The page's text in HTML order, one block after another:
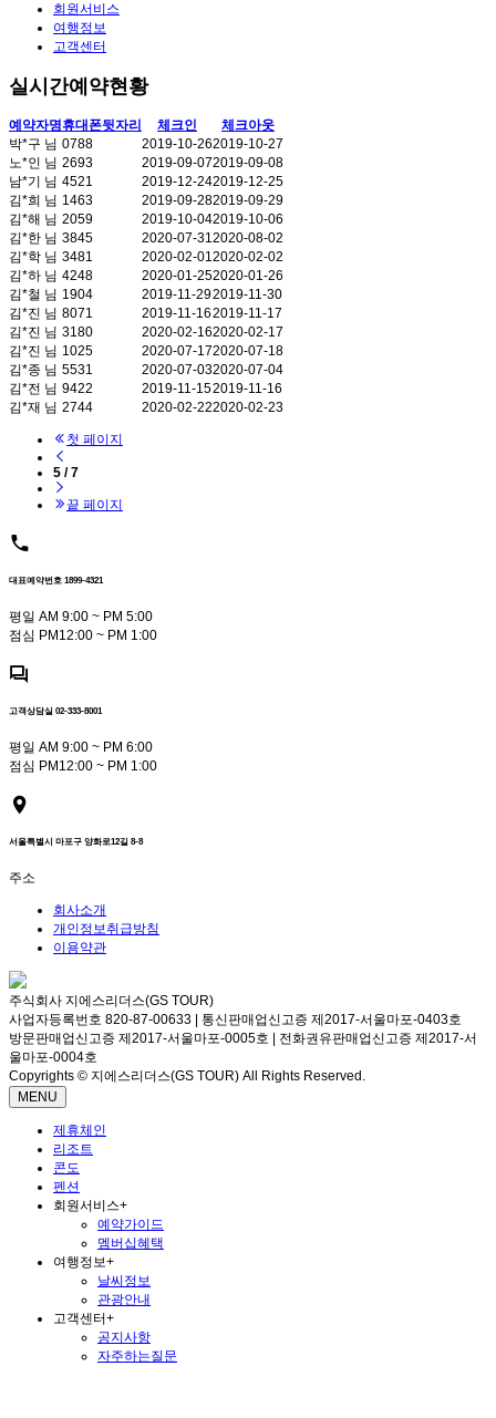
회원서비스
여행정보
고객센터
실시간예약현황
예약자명휴대폰뒷자리 체크인
체크아웃
박*구 님 0788 2019-10-262019-10-27
노*인 님 2693 2019-09-072019-09-08
남*기 님 4521 2019-12-242019-12-25
김*희 님 1463 2019-09-282019-09-29
김*해 님 2059 2019-10-042019-10-06
김*한 님 3845 2020-07-312020-08-02
김*학 님 3481 2020-02-012020-02-02
김*하 님 4248 2020-01-252020-01-26
김*철 님 1904 2019-11-292019-11-30
김*진 님 8071 2019-11-162019-11-17
김*진 님 3180 2020-02-162020-02-17
김*진 님 1025 2020-07-172020-07-18
김*종 님 5531 2020-07-032020-07-04
김*전 님 9422 2019-11-152019-11-16
김*재 님 2744 2020-02-222020-02-23
첫 페이지
5 / 7
끝 페이지
대표예약번호 1899-4321
평일 AM 9:00 ~ PM 5:00
점심 PM12:00 ~ PM 1:00
고객상담실 02-333-8001
평일 AM 9:00 ~ PM 6:00
점심 PM12:00 ~ PM 1:00
서울특별시 마포구 양화로12길 8-8
주소
회사소개
개인정보취급방침
이용약관
주식회사 지에스리더스(GS TOUR)
사업자등록번호 820-87-00633 | 통신판매업신고증 제2017-서울마포-0403호
방문판매업신고증 제2017-서울마포-0005호 | 전화권유판매업신고증 제2017-서
울마포-0004호
Copyrights © 지에스리더스(GS TOUR) All Rights Reserved.
MENU
제휴체인
리조트
콘도
펜션
회원서비스+
예약가이드
멤버십혜택
여행정보+
날씨정보
관광안내
고객센터+
공지사항
자주하는질문